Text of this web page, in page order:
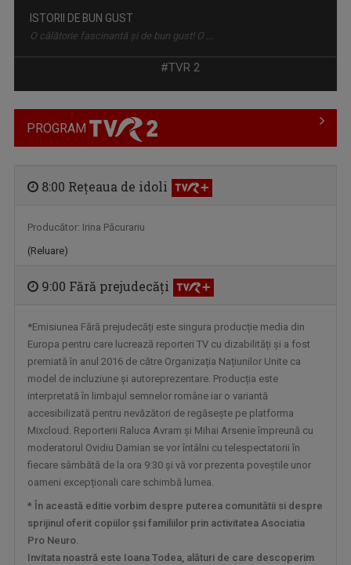
ISTORII DE BUN GUST
O călătorie fascinantă şi de bun gust! O ...
MIC DEJUN CU UN CAMPION
CULTURA MINORITĂŢILOR
#TVR 2
PROGRAM
8:00 Reţeaua de idoli
Producător: Irina Păcurariu
(Reluare)
9:00 Fără prejudecăţi
*Emisiunea Fără prejudecăți este singura producție media din
Europa pentru care lucrează reporteri TV cu dizabilități și a fost
premiată în anul 2016 de către Organizația Națiunilor Unite ca
model de incluziune și autoreprezentare. Producția este
interpretată în limbajul semnelor române iar o variantă
accesibilizată pentru nevăzători de regăsește pe platforma
Mixcloud. Reporterii Raluca Avram și Mihai Arsenie împreună cu
moderatorul Ovidiu Damian se vor întâlni cu telespectatorii în
fiecare sâmbătă de la ora 9:30 și vă vor prezenta poveștile unor
oameni excepționali care schimbă lumea.
* În această editie vorbim despre puterea comunitătii si despre
sprijinul oferit copiilor șsi familiilor prin activitatea Asociatia
Pro Neuro.
Invitata noastră este Ioana Todea, alături de care descoperim